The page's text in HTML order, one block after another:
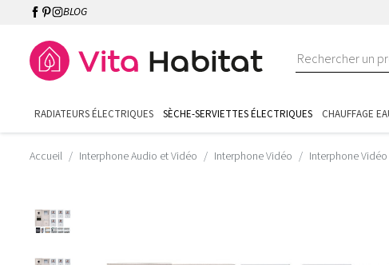
BLOG
RADIATEURS ÉLECTRIQUES SÈCHE-SERVIETTES ÉLECTRIQUES CHAUFFAGE
Accueil Interphone Audio et Vidéo Interphone Vidéo Interphone